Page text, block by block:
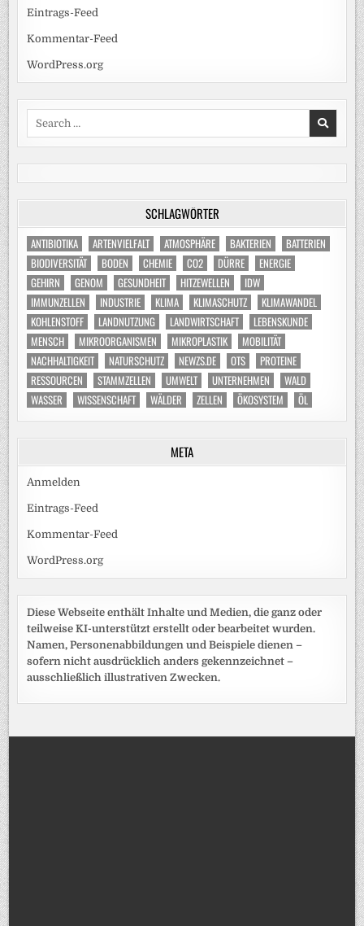
Eintrags-Feed
Kommentar-Feed
WordPress.org
Search
SCHLAGWÖRTER
ANTIBIOTIKA ARTENVIELFALT ATMOSPHÄRE BAKTERIEN
BATTERIEN
BIODIVERSITÄT
BODEN CHEMIE CO2 DÜRRE
ENERGIE
GEHIRN
GENOM GESUNDHEIT HITZEWELLEN
IDW
IMMUNZELLEN
INDUSTRIE KLIMA KLIMASCHUTZ
KLIMAWANDEL
KOHLENSTOFF
LANDNUTZUNG LANDWIRTSCHAFT
LEBENSKUNDE
MENSCH
MIKROORGANISMEN MIKROPLASTIK
MOBILITÄT
NACHHALTIGKEIT
NATURSCHUTZ NEWZS.DE OTS
PROTEINE
RESSOURCEN
STAMMZELLEN UMWELT UNTERNEHMEN
WALD
WASSER
WISSENSCHAFT WÄLDER ZELLEN ÖKOSYSTEM ÖL
META
Anmelden
Eintrags-Feed
Kommentar-Feed
WordPress.org
Diese Webseite enthält Inhalte und Medien, die ganz oder
teilweise KI-unterstützt erstellt oder bearbeitet wurden.
Namen, Personenabbildungen und Beispiele dienen –
sofern nicht ausdrücklich anders gekennzeichnet –
ausschließlich illustrativen Zwecken.